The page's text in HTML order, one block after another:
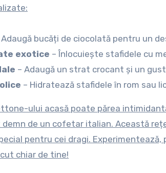
Adaugă bucăți de ciocolată pentru un
exotice – Înlocuiește stafidele cu
– Adaugă un strat crocant și un
– Hidratează stafidele în rom sau
ului acasă poate părea
de un cofetar italian. Această
pentru cei dragi.
chiar de tine!